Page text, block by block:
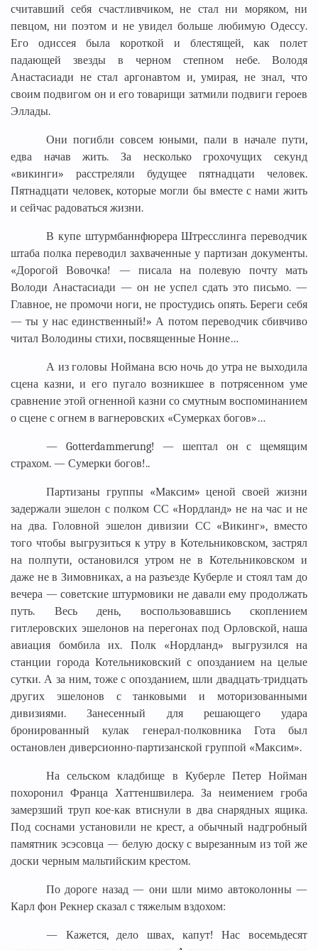
считавший себя счастливчиком, не стал ни моряком, ни
певцом, ни поэтом и не увидел больше любимую Одессу.
Его одиссея была короткой и блестящей, как полет
падающей звезды в черном степном небе. Володя
Анастасиади не стал аргонавтом и, умирая, не знал, что
своим подвигом он и его товарищи затмили подвиги героев
Эллады.
Они погибли совсем юными, пали в начале пути,
едва начав жить. За несколько грохочущих секунд
«викинги» расстреляли будущее пятнадцати человек.
Пятнадцати человек, которые могли бы вместе с нами жить
и сейчас радоваться жизни.
В купе штурмбаннфюрера Штресслинга переводчик
штаба полка переводил захваченные у партизан документы.
«Дорогой Вовочка! — писала на полевую почту мать
Володи Анастасиади — он не успел сдать это письмо. —
Главное, не промочи ноги, не простудись опять. Береги себя
— ты у нас единственный!» А потом переводчик сбивчиво
читал Володины стихи, посвященные Нонне…
А из головы Ноймана всю ночь до утра не выходила
сцена казни, и его пугало возникшее в потрясенном уме
сравнение этой огненной казни со смутным воспоминанием
о сцене с огнем в вагнеровских «Сумерках богов»…
— Gotterdammerung! — шептал он с щемящим
страхом. — Сумерки богов!..
Партизаны группы «Максим» ценой своей жизни
задержали эшелон с полком СС «Нордланд» не на час и не
на два. Головной эшелон дивизии СС «Викинг», вместо
того чтобы выгрузиться к утру в Котельниковском, застрял
на полпути, остановился утром не в Котельниковском и
даже не в Зимовниках, а на разъезде Куберле и стоял там до
вечера — советские штурмовики не давали ему продолжать
путь. Весь день, воспользовавшись скоплением
гитлеровских эшелонов на перегонах под Орловской, наша
авиация бомбила их. Полк «Нордланд» выгрузился на
станции города Котельниковский с опозданием на целые
сутки. А за ним, тоже с опозданием, шли двадцать-тридцать
других эшелонов с танковыми и моторизованными
дивизиями. Занесенный для решающего удара
бронированный кулак генерал-полковника Гота был
остановлен диверсионно-партизанской группой «Максим».
На сельском кладбище в Куберле Петер Нойман
похоронил Франца Хаттеншвилера. За неимением гроба
замерзший труп кое-как втиснули в два снарядных ящика.
Под соснами установили не крест, а обычный надгробный
памятник эсэсовца — белую доску с вырезанным из той же
доски черным мальтийским крестом.
По дороге назад — они шли мимо автоколонны —
Карл фон Рекнер сказал с тяжелым вздохом:
— Кажется, дело швах, капут! Нас восемьдесят